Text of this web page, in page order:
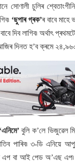
সোণালী চুলিৰ শ্বেতাংগীনি
‘ছুপাৰ গ্ৰক’ৰ বাবে
দিব লাগিব৷ অৰ্থাৎ
আজিৰ দিনত হ’ব ক্ৰমে
‘এনিমে’বুলি ক’লে ভিজুৱেল
পাৰিব৷ ৩-ডি এনিয়ে
বা আই পেড অ’এছ এপ৷